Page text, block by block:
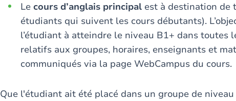
Le cours d’anglais principal est à destination de
étudiants qui suivent les cours débutants).
l’étudiant à atteindre le niveau B1+ dans toutes
relatifs aux groupes, horaires, enseignants et
communiqués via la page WebCampus du cours.
Que l'étudiant ait été placé dans un groupe de